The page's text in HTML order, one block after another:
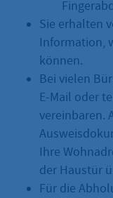
Sie erhalten
Information,
können.
Bei vielen
E-Mail oder
vereinbaren.
Ihre
der Haustür
Für die